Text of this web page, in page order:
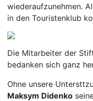
wiederaufzunehmen.
in den Touristenklub
Die Mitarbeiter der
bedanken sich ganz
Ohne unsere
Maksym Didenko